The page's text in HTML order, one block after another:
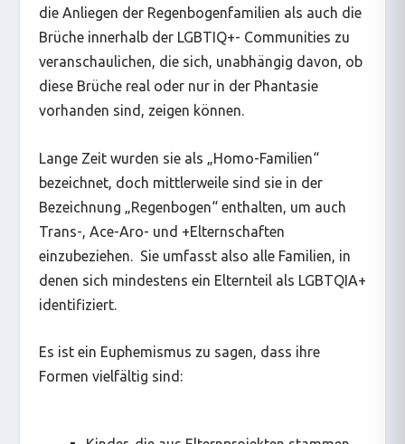
die Anliegen der Regenbogenfamilien als auch die
Brüche innerhalb der LGBTIQ+- Communities zu
veranschaulichen, die sich, unabhängig davon, ob
diese Brüche real oder nur in der Phantasie
vorhanden sind, zeigen können.
Lange Zeit wurden sie als „Homo-Familien“
bezeichnet, doch mittlerweile sind sie in der
Bezeichnung „Regenbogen“ enthalten, um auch
Trans-, Ace-Aro- und +Elternschaften
einzubeziehen. Sie umfasst also alle Familien, in
denen sich mindestens ein Elternteil als LGBTQIA+
identifiziert.
Es ist ein Euphemismus zu sagen, dass ihre
Formen vielfältig sind: